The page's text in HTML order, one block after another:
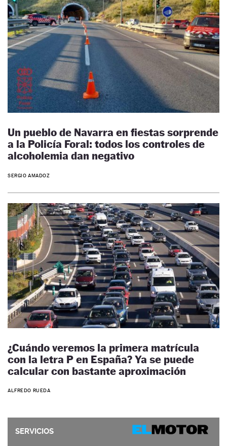
Un pueblo de Navarra en fiestas sorprende
a la Policía Foral: todos los controles de
alcoholemia dan negativo
SERGIO AMADOZ
¿Cuándo veremos la primera matrícula
con la letra P en España? Ya se puede
calcular con bastante aproximación
ALFREDO RUEDA